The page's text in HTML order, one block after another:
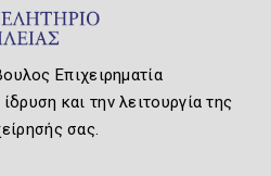
Επιχειρηματία
και την λειτουργία της
σας.